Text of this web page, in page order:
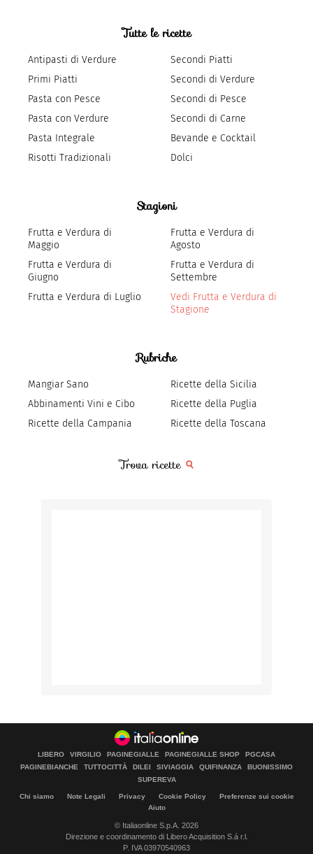
Tutte le ricette
Antipasti di Verdure
Primi Piatti
Pasta con Pesce
Pasta con Verdure
Pasta Integrale
Risotti Tradizionali
Secondi Piatti
Secondi di Verdure
Secondi di Pesce
Secondi di Carne
Bevande e Cocktail
Dolci
Stagioni
Frutta e Verdura di
Maggio
Frutta e Verdura di
Giugno
Frutta e Verdura di Luglio
Frutta e Verdura di
Agosto
Frutta e Verdura di
Settembre
Vedi Frutta e Verdura di
Stagione
Rubriche
Mangiar Sano
Abbinamenti Vini e Cibo
Ricette della Campania
Ricette della Sicilia
Ricette della Puglia
Ricette della Toscana
Trova ricette
LIBERO VIRGILIO PAGINEGIALLE PAGINEGIALLE SHOP
PGCASA
PAGINEBIANCHE
TUTTOCITTÀ DILEI SIVIAGGIA QUIFINANZA
BUONISSIMO
SUPEREVA
Chi siamo Note Legali Privacy Cookie Policy
Preferenze sui cookie
Aiuto
© Italiaonline S.p.A. 2026
Direzione e coordinamento di Libero Acquisition S.á r.l.
P. IVA 03970540963